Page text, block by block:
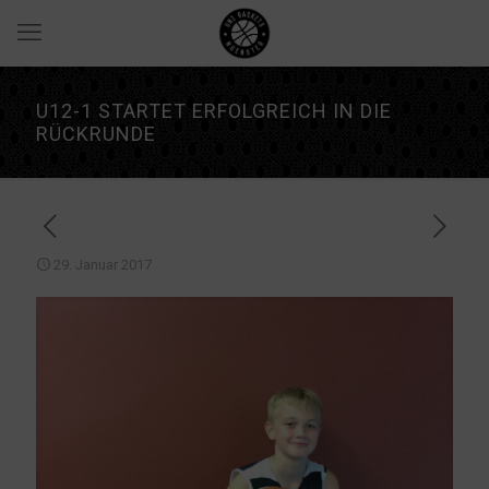
U12-1 STARTET ERFOLGREICH IN DIE
RÜCKRUNDE
29. Januar 2017